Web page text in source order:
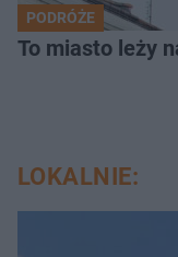
PODRÓŻE
To miasto leży
LOKALNIE: